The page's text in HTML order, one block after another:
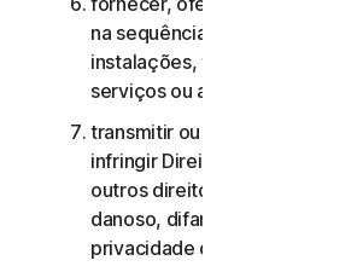
na sequência de um contrato
instalações, timesharing,
serviços ou agenciamento de
transmitir ou armazenar
infringir Direitos de
outros direitos de terceiros ou
danoso, difamatório, injurioso
privacidade de terceiros;